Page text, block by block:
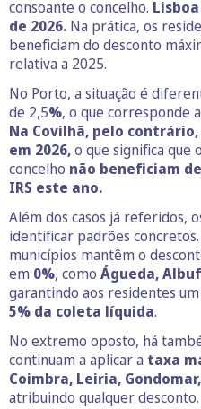
consoante o concelho.
de 2026. Na prática, os
beneficiam do desconto
relativa a 2025.
No Porto, a situação é
de 2,5%, o que corresponde
Na Covilhã, pelo
em 2026,o que significa que
concelho não beneficiam
IRS este ano.
Além dos casos já referidos,
identificar padrões
municípios mantêm o
em 0%, como Águeda,
garantindo aos residentes
5% da coleta líquida.
No extremo oposto, há
continuam a aplicar a taxa
Coimbra, Leiria,
atribuindo qualquer desconto.